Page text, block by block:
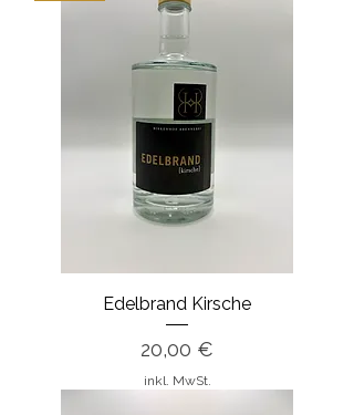
Edelbrand Kirsche
Preis
20,00 €
inkl. MwSt.